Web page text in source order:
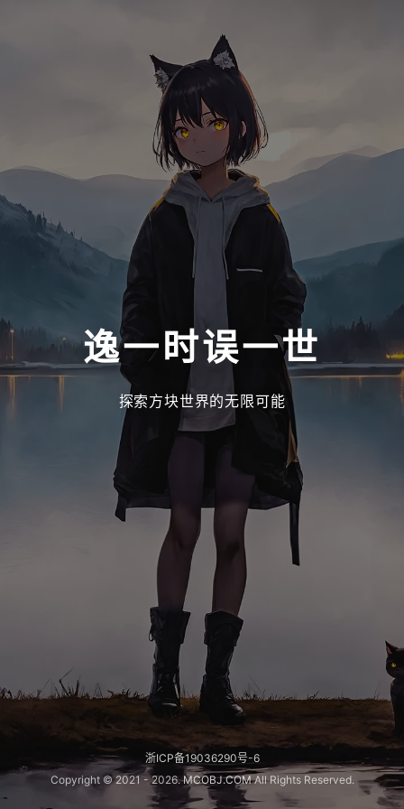
逸一时误一世
探索方块世界的无限可能
浙ICP备19036290号-6
Copyright © 2021 -2026.MCOBJ.COMAll Rights Reserved.